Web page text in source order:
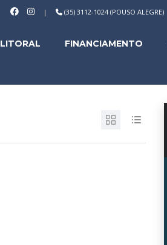
| (35) 3112-1024 (POUSO ALEGRE)
LITORAL FINANCIAMENTO